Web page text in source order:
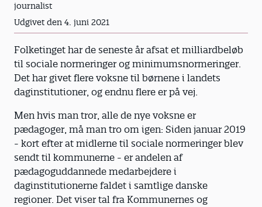
journalist
Udgivet den 4. juni 2021
Folketinget har de seneste år afsat et milliardbeløb
til sociale normeringer og minimumsnormeringer.
Det har givet flere voksne til børnene i landets
daginstitutioner, og endnu flere er på vej.
Men hvis man tror, alle de nye voksne er
pædagoger, må man tro om igen: Siden januar 2019
- kort efter at midlerne til sociale normeringer blev
sendt til kommunerne - er andelen af
pædagoguddannede medarbejdere i
daginstitutionerne faldet i samtlige danske
regioner. Det viser tal fra Kommunernes og